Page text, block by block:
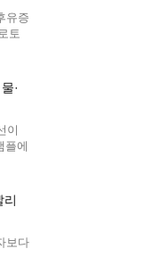
유증
토
·
이
플에
리
보다